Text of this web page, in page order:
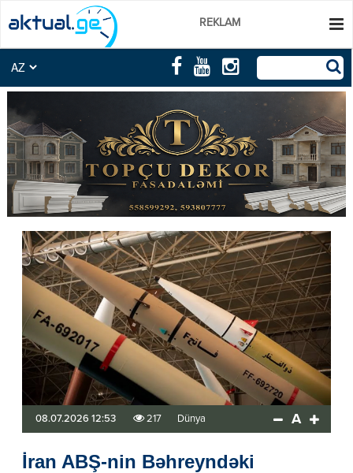
REKLAM
08.07.2026 12:53 217 Dünya A
İran ABŞ-nin Bəhreyndəki